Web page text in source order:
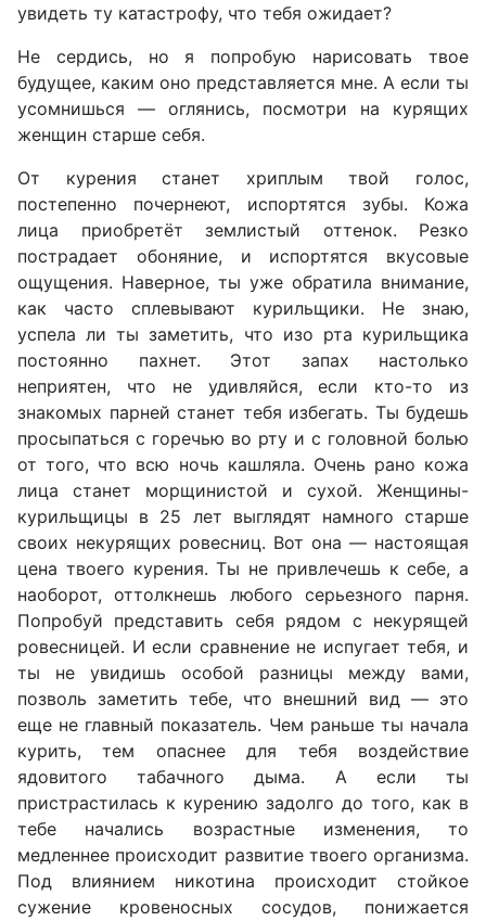
увидеть ту катастрофу, что тебя ожидает?
Не сердись, но я попробую нарисовать твое
будущее, каким оно представляется мне. А если ты
усомнишься — оглянись, посмотри на курящих
женщин старше себя.
От курения станет хриплым твой голос,
постепенно почернеют, испортятся зубы. Кожа
лица приобретёт землистый оттенок. Резко
пострадает обоняние, и испортятся вкусовые
ощущения. Наверное, ты уже обратила внимание,
как часто сплевывают курильщики. Не знаю,
успела ли ты заметить, что изо рта курильщика
постоянно пахнет. Этот запах настолько
неприятен, что не удивляйся, если кто-то из
знакомых парней станет тебя избегать. Ты будешь
просыпаться с горечью во рту и с головной болью
от того, что всю ночь кашляла. Очень рано кожа
лица станет морщинистой и сухой. Женщины-
курильщицы в 25 лет выглядят намного старше
своих некурящих ровесниц. Вот она — настоящая
цена твоего курения. Ты не привлечешь к себе, а
наоборот, оттолкнешь любого серьезного парня.
Попробуй представить себя рядом с некурящей
ровесницей. И если сравнение не испугает тебя, и
ты не увидишь особой разницы между вами,
позволь заметить тебе, что внешний вид — это
еще не главный показатель. Чем раньше ты начала
курить, тем опаснее для тебя воздействие
ядовитого табачного дыма. А если ты
пристрастилась к курению задолго до того, как в
тебе начались возрастные изменения, то
медленнее происходит развитие твоего организма.
Под влиянием никотина происходит стойкое
сужение кровеносных сосудов, понижается